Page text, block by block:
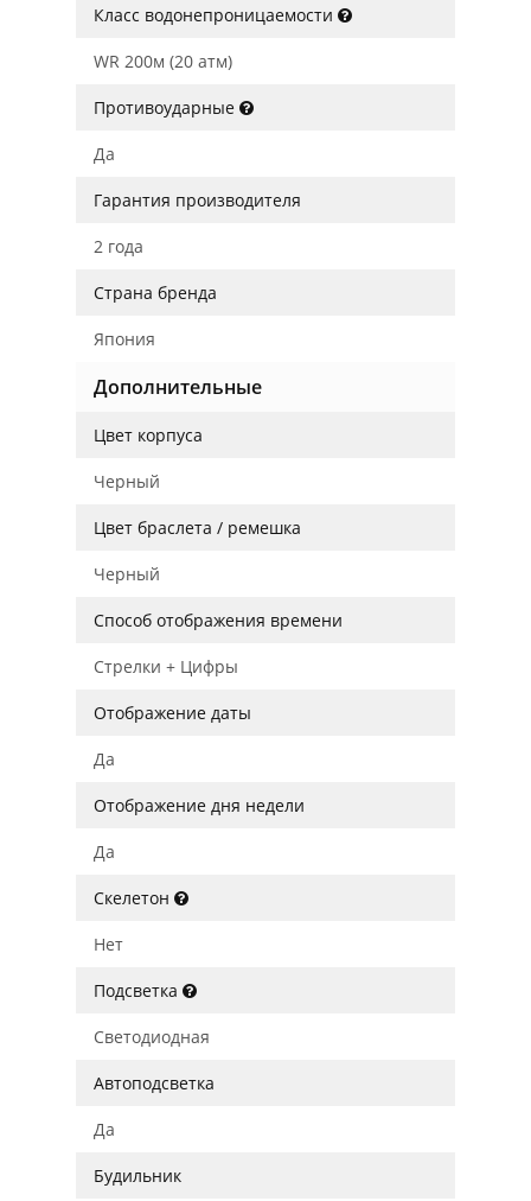
Класс водонепроницаемости
WR 200м (20 атм)
Противоударные
Да
Гарантия производителя
2 года
Страна бренда
Япония
Дополнительные
Цвет корпуса
Черный
Цвет браслета / ремешка
Черный
Способ отображения времени
Стрелки + Цифры
Отображение даты
Да
Отображение дня недели
Да
Скелетон
Нет
Подсветка
Светодиодная
Автоподсветка
Да
Будильник